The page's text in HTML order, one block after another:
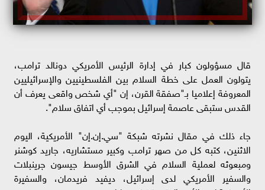
قال مسؤولون كبار في إدارة الرئيس الأمريكي دونالد ترامب،
يتولون العمل على خطة السلام بين الفلسطينيين والإسرائيليين
المعروفة إعلاميا بـ"صفقة القرن، إن "أي شخص واقعى يعرف أن
القدس ستبقى عاصمة إسرائيل بموجب أي اتفاق سلام".
جاء ذلك في مقال نشرته شبكة "سي.إن.إن" الأمريكية، اليوم
الاثنين، كتبه كل من صهر ترامب وكبير مستشاريه، جاريد كوشنر
ومبعوثه لعملية السلام في الشرق الأوسط جيسون جرينبلات
والسفير الأمريكي لدى إسرائيل، ديفيد فريدمان، والسفيرة